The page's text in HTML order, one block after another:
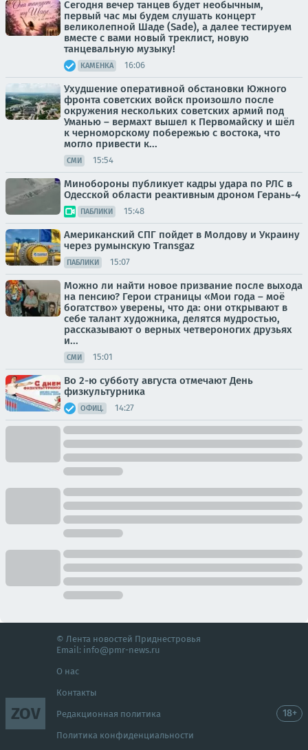
Сегодня вечер танцев будет необычным,
первый час мы будем слушать концерт
великолепной Шаде (Sade), а далее тестируем
вместе с вами новый треклист, новую
танцевальную музыку!
КАМЕНКА 16:06
Ухудшение оперативной обстановки Южного
фронта советских войск произошло после
окружения нескольких советских армий под
Уманью – вермахт вышел к Первомайску и шёл
к черноморскому побережью с востока, что
могло привести к...
СМИ 15:54
Минобороны публикует кадры удара по РЛС в
Одесской области реактивным дроном Герань-4
ПАБЛИКИ 15:48
Американский СПГ пойдет в Молдову и Украину
через румынскую Transgaz
ПАБЛИКИ 15:07
Можно ли найти новое призвание после выхода
на пенсию? Герои страницы «Мои года – моё
богатство» уверены, что да: они открывают в
себе талант художника, делятся мудростью,
рассказывают о верных четвероногих друзьях
и...
СМИ 15:01
Во 2-ю субботу августа отмечают День
физкультурника
ОФИЦ. 14:27
ZOV
© Лента новостей Приднестровья
Email: info@pmr-news.ru
О нас
Контакты
Редакционная политика
Политика конфиденциальности
18+